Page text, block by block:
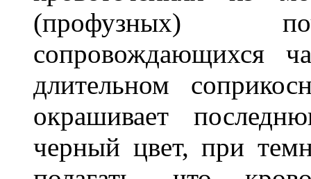
(профузных)
сопровождающихся
длительном
окрашивает
черный цвет, при